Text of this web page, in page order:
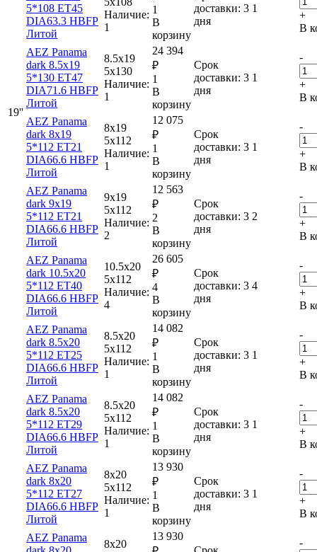
19''
5*108 ET45
DIA63.3 HBFP
Литой
Наличие:
1
1
В
корзину
доставки: 3
дня
1
+
В
AEZ Panama
dark 8.5x19
5*130 ET47
DIA71.6 HBFP
Литой
8.5x19
5x130
Наличие:
1
24 394
₽
1
В
корзину
Срок
доставки: 3
дня
1
-
+
В
AEZ Panama
dark 8x19
5*112 ET21
DIA66.6 HBFP
Литой
8x19
5x112
Наличие:
1
12 075
₽
1
В
корзину
Срок
доставки: 3
дня
1
-
+
В
AEZ Panama
dark 9x19
5*112 ET21
DIA66.6 HBFP
Литой
9x19
5x112
Наличие:
2
12 563
₽
2
В
корзину
Срок
доставки: 3
дня
2
-
+
В
AEZ Panama
dark 10.5x20
5*112 ET40
DIA66.6 HBFP
Литой
10.5x20
5x112
Наличие:
4
26 605
₽
4
В
корзину
Срок
доставки: 3
дня
4
-
+
В
AEZ Panama
dark 8.5x20
5*112 ET25
DIA66.6 HBFP
Литой
8.5x20
5x112
Наличие:
1
14 082
₽
1
В
корзину
Срок
доставки: 3
дня
1
-
+
В
AEZ Panama
dark 8.5x20
5*112 ET29
DIA66.6 HBFP
Литой
8.5x20
5x112
Наличие:
1
14 082
₽
1
В
корзину
Срок
доставки: 3
дня
1
-
+
В
AEZ Panama
dark 8x20
5*112 ET27
DIA66.6 HBFP
Литой
8x20
5x112
Наличие:
1
13 930
₽
1
В
корзину
Срок
доставки: 3
дня
1
-
+
В
AEZ Panama
8x20
13 930
-